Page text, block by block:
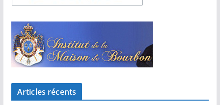
Articles récents